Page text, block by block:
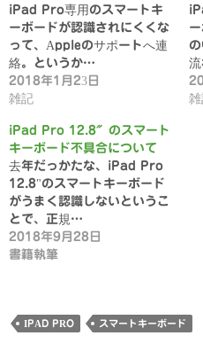
iPad Pro専用のスマートキ
ーボードが認識されにくくな
って、Appleのサポートへ連
絡。というか…
2018年1月23日
雑記
iPad Pro 12.8″のスマート
キーボード不具合について
去年だっかたな、iPad Pro
12.8"のスマートキーボード
がうまく認識しないというこ
とで、正規…
2018年9月28日
書籍執筆
IPAD PRO スマートキーボード